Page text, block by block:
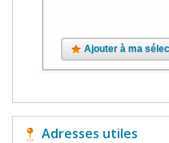
Ajouter à ma
Adresses utiles